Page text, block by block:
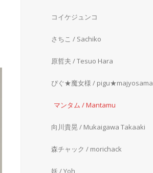
コイケジュンコ
さちこ / Sachiko
原哲夫 / Tesuo Hara
ぴぐ★魔女様 / pigu★majyosama
マンタム / Mantamu
向川貴晃 / Mukaigawa Takaaki
森チャック / morichack
妖 / Yoh